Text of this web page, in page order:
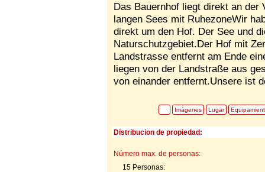
Das Bauernhof liegt direkt an der
langen Sees mit RuhezoneWir
direkt um den Hof. Der See und
Naturschutzgebiet.Der Hof mit
Landstrasse entfernt am Ende
liegen von der Landstraße aus
von einander entfernt.Unsere ist
Imágenes Lugar
Distribucion de propiedad:
Número max. de personas:
15 Personas: